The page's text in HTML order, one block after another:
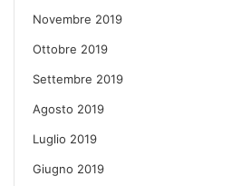
Novembre 2019
Ottobre 2019
Settembre 2019
Agosto 2019
Luglio 2019
Giugno 2019